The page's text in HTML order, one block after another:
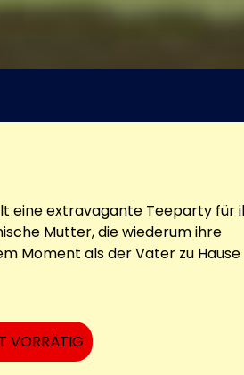
eine extravagante Teeparty für
Mutter, die wiederum ihre
Moment als der Vater zu Hause
VORRÄTIG